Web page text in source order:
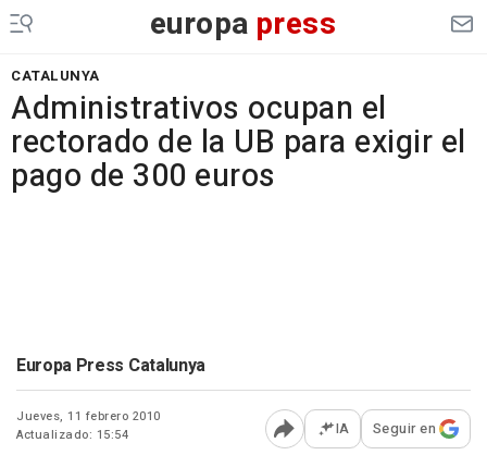
europa press
CATALUNYA
Administrativos ocupan el
rectorado de la UB para exigir el
pago de 300 euros
Europa Press Catalunya
Jueves, 11 febrero 2010
Actualizado: 15:54
Abrir opciones para
IA Seguir en